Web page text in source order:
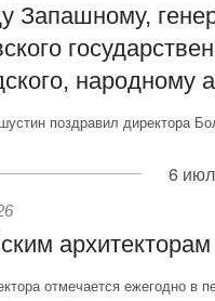
Запашному,
народному
поздравил директора
6
архитекторам
отмечается ежегодно в